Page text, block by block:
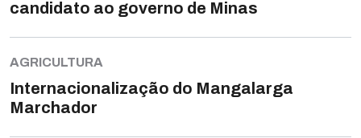
candidato ao governo de Minas
AGRICULTURA
Internacionalização do Mangalarga
Marchador